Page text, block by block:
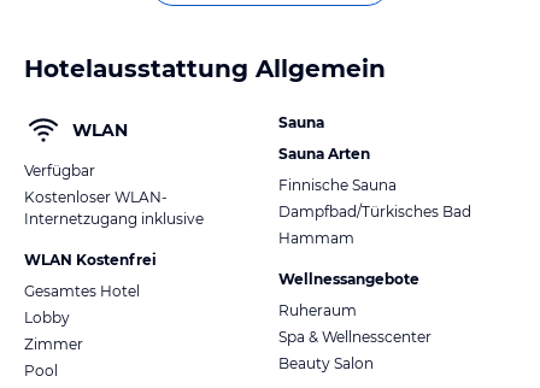
Hotelausstattung Allgemein
WLAN
Verfügbar
Kostenloser WLAN-
Internetzugang inklusive
WLAN Kostenfrei
Gesamtes Hotel
Lobby
Zimmer
Pool
Sauna
Sauna Arten
Finnische Sauna
Dampfbad/Türkisches Bad
Hammam
Wellnessangebote
Ruheraum
Spa & Wellnesscenter
Beauty Salon